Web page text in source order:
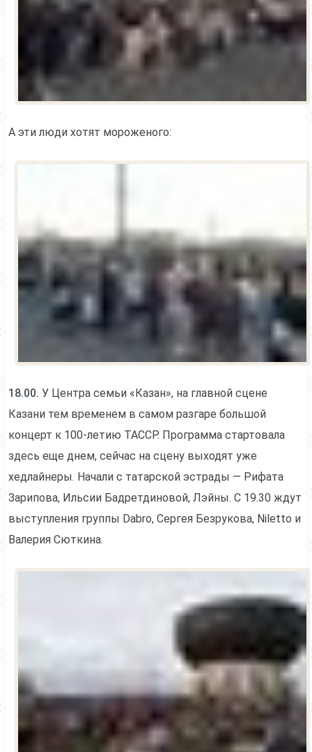
А эти люди хотят мороженого:
18.00. У Центра семьи «Казан», на главной сцене
Казани тем временем в самом разгаре большой
концерт к 100-летию ТАССР. Программа стартовала
здесь еще днем, сейчас на сцену выходят уже
хедлайнеры. Начали с татарской эстрады — Рифата
Зарипова, Ильсии Бадретдиновой, Лэйны. С 19.30 ждут
выступления группы Dabro, Сергея Безрукова, Niletto и
Валерия Сюткина.